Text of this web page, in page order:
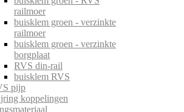
railmoer
buisklem groen - verzinkte
railmoer
buisklem groen - verzinkte
borgplaat
RVS din-rail
buisklem RVS
pijp
koppelingen